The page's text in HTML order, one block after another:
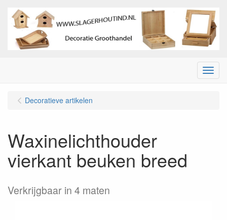
Menu
Decoratieve artikelen
Waxinelichthouder
vierkant beuken breed
Verkrijgbaar in 4 maten